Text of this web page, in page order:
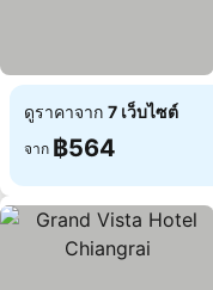
ดูราคาจาก 7 เว็บไซต์
จาก ฿564